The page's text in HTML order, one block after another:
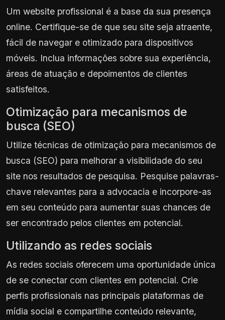
Um website profissional é a base da sua presença
online. Certifique-se de que seu site seja atraente,
fácil de navegar e otimizado para dispositivos
móveis. Inclua informações sobre sua experiência,
áreas de atuação e depoimentos de clientes
satisfeitos.
Otimização para mecanismos de
busca (SEO)
Utilize técnicas de otimização para mecanismos de
busca (SEO) para melhorar a visibilidade do seu
site nos resultados de pesquisa. Pesquise palavras-
chave relevantes para a advocacia e incorpore-as
em seu conteúdo para aumentar suas chances de
ser encontrado pelos clientes em potencial.
Utilizando as redes sociais
As redes sociais oferecem uma oportunidade única
de se conectar com clientes em potencial. Crie
perfis profissionais nas principais plataformas de
mídia social e compartilhe conteúdo relevante,